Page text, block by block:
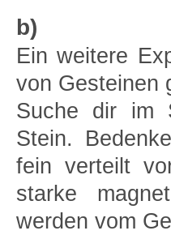
b)
Ein weitere
von Gesteinen
Suche dir im
Stein.
fein verteilt
starke
werden vom